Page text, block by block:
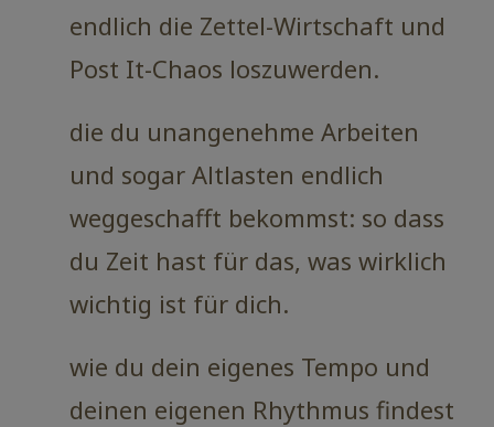
endlich die Zettel-Wirtschaft und
Post It-Chaos loszuwerden.
die du unangenehme Arbeiten
und sogar Altlasten endlich
weggeschafft bekommst: so dass
du Zeit hast für das, was wirklich
wichtig ist für dich.
wie du dein eigenes Tempo und
deinen eigenen Rhythmus findest